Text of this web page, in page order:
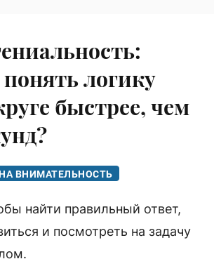
логику
быстрее, чем
ВНИМАТЕЛЬНОСТЬ
найти правильный ответ,
и посмотреть на задачу